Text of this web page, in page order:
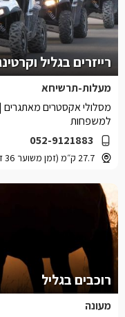
רייזרים בגליל
מעלות-תרשיחא
052-9121883
27.7 ק״מ (זמן משוער 36 דקות)
מסלולי אקסטרים מאתגרים |
למשפחות
רוכבים בגליל
מעונה